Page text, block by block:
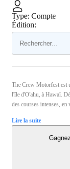
Type: Compte
Édition:
The Crew Motorfest est
l'île d'O'ahu, à Hawaï.
des courses intenses, en
Lire la suite